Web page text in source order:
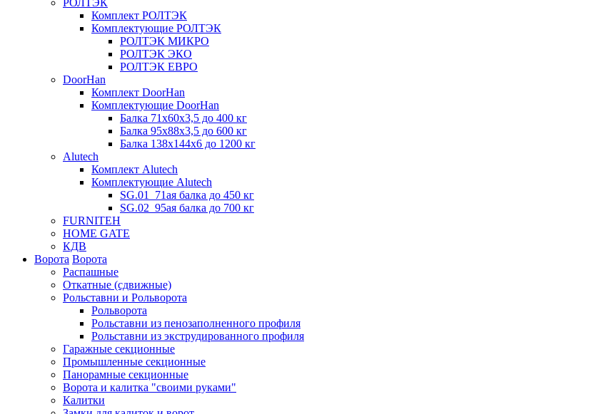
РОЛТЭК
Комплект РОЛТЭК
Комплектующие РОЛТЭК
РОЛТЭК МИКРО
РОЛТЭК ЭКО
РОЛТЭК ЕВРО
DoorHan
Комплект DoorHan
Комплектующие DoorHan
Балка 71х60х3,5 до 400 кг
Балка 95х88х3,5 до 600 кг
Балка 138х144х6 до 1200 кг
Alutech
Комплект Alutech
Комплектующие Alutech
SG.01_71ая балка до 450 кг
SG.02_95ая балка до 700 кг
FURNITEH
HOME GATE
КДВ
Ворота Ворота
Распашные
Откатные (сдвижные)
Рольставни и Рольворота
Рольворота
Рольставни из пенозаполненного профиля
Рольставни из экструдированного профиля
Гаражные секционные
Промышленные секционные
Панорамные секционные
Ворота и калитка "своими руками"
Калитки